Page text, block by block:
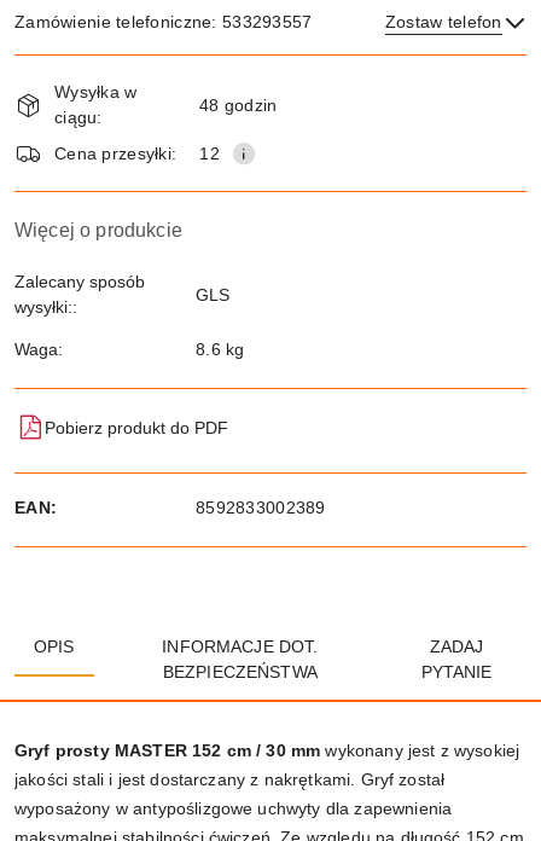
Zamówienie telefoniczne: 533293557 Zostaw telefon
i
dostawa
Wysyłka w
ciągu:
48 godzin
Cena przesyłki: 12
Więcej o produkcie
Zalecany sposób
wysyłki::
GLS
Waga: 8.6 kg
Pobierz produkt do PDF
EAN: 8592833002389
OPIS
INFORMACJE DOT.
BEZPIECZEŃSTWA
ZADAJ
PYTANIE
Gryf prosty MASTER 152 cm / 30 mm wykonany jest z wysokiej
jakości stali i jest dostarczany z nakrętkami. Gryf został
wyposażony w antypoślizgowe uchwyty dla zapewnienia